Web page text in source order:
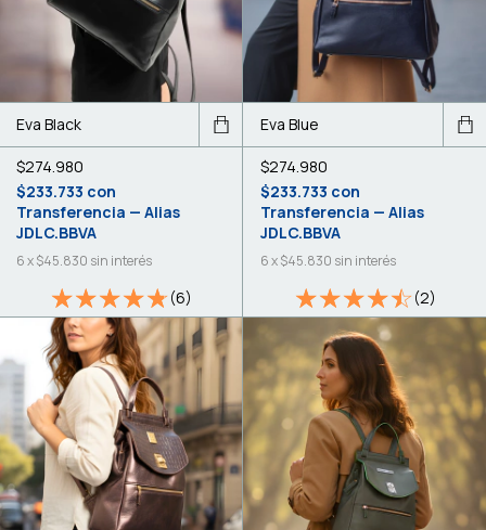
Eva Black
$274.980
$233.733 con
Transferencia — Alias
JDLC.BBVA
6x$45.830 sin interés
(6)
Eva Blue
$274.980
$233.733 con
Transferencia — Alias
JDLC.BBVA
6x$45.830 sin interés
(2)